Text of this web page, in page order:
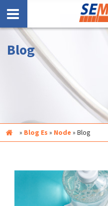
Blog
Inicio » Blog Es » Node » Blog